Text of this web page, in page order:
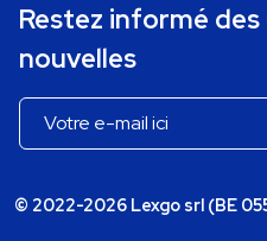
Restez informé
nouvelles
© 2022-2026 Lexgo srl (BE